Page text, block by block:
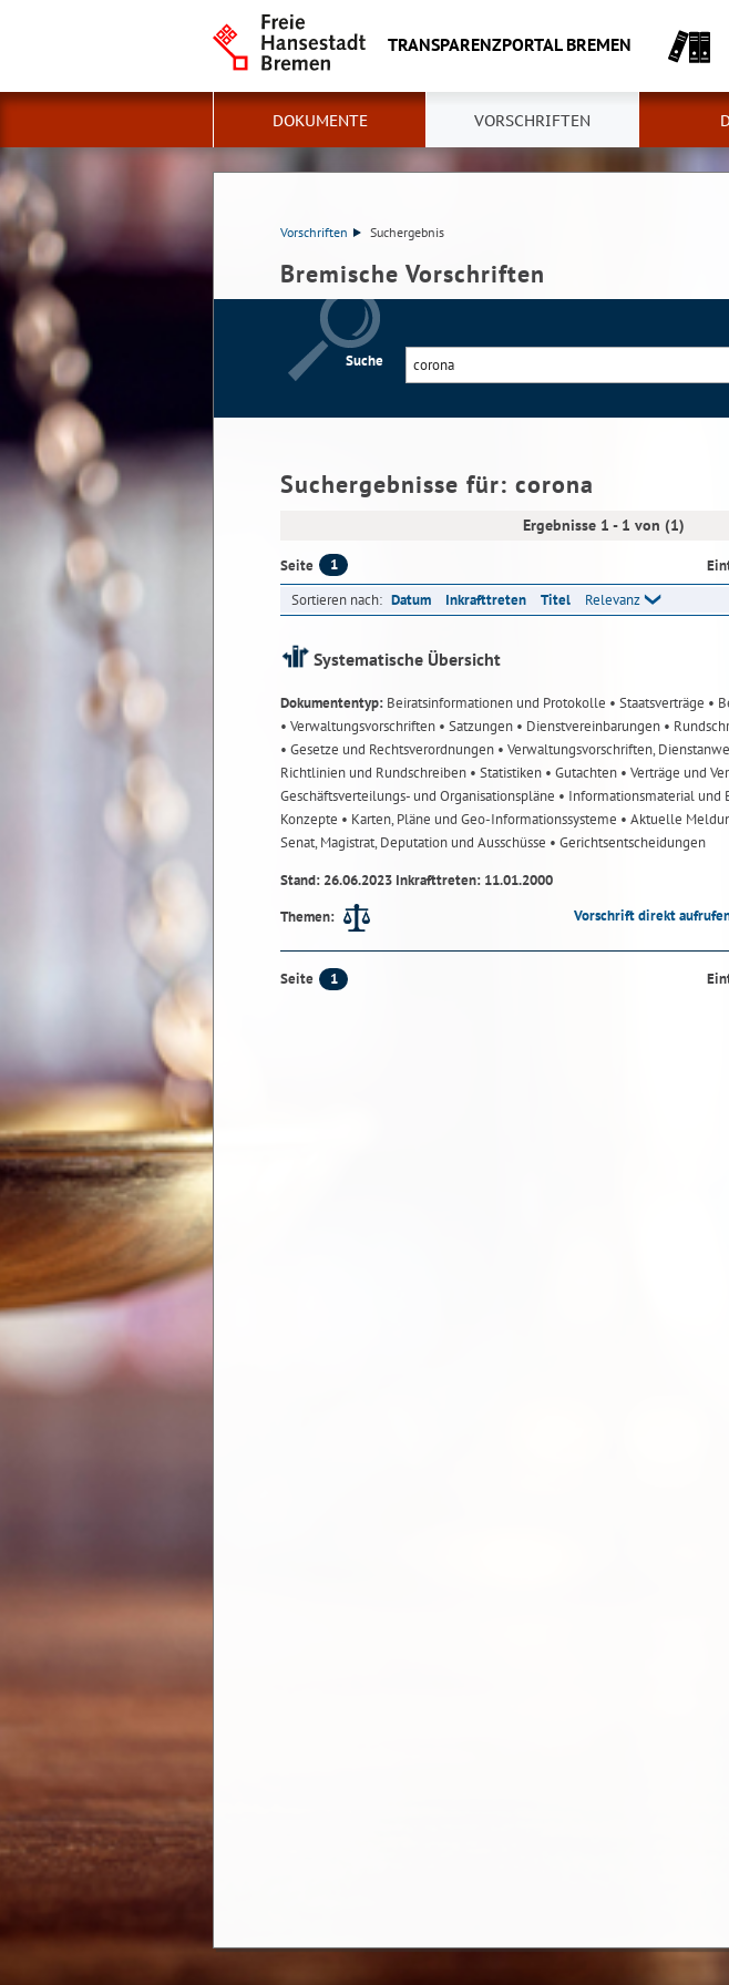
TRANSPARENZPORTAL BREMEN
DOKUMENTE VORSCHRIFTEN
Vorschriften Suchergebnis
Bremische Vorschriften
Suche
Suchergebnisse für: corona
Ergebnisse 1 - 1 von (1)
Seite 1
Sortieren nach: Datum Inkrafttreten Titel Relevanz
Systematische Übersicht
Dokumententyp: Beiratsinformationen und Protokolle • Staatsverträge •
• Verwaltungsvorschriften • Satzungen • Dienstvereinbarungen •
• Gesetze und Rechtsverordnungen • Verwaltungsvorschriften,
Richtlinien und Rundschreiben • Statistiken • Gutachten • Verträge und
Geschäftsverteilungs- und Organisationspläne • Informationsmaterial und
Konzepte • Karten, Pläne und Geo-Informationssysteme • Aktuelle
Senat, Magistrat, Deputation und Ausschüsse • Gerichtsentscheidungen
Stand: 26.06.2023 Inkrafttreten: 11.01.2000
Themen:
Vorschrift direkt
Seite 1